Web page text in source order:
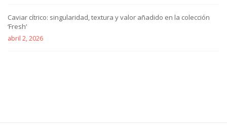
Caviar cítrico: singularidad, textura y valor añadido en la colección
‘Fresh’
abril 2, 2026